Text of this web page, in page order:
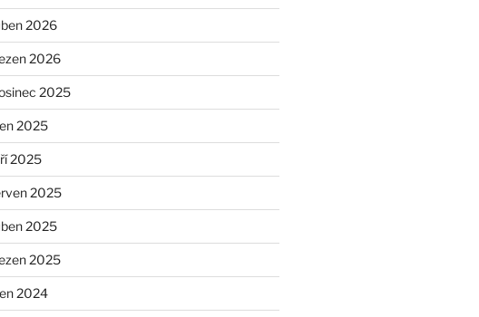
2026
2026
2025
2025
2025
2025
2025
2025
2024